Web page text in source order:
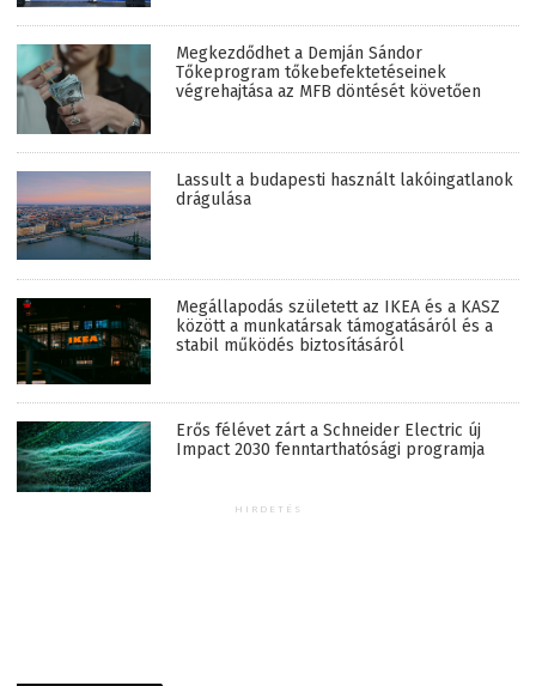
Megkezdődhet a Demján Sándor
Tőkeprogram tőkebefektetéseinek
végrehajtása az MFB döntését követően
Lassult a budapesti használt lakóingatlanok
drágulása
Megállapodás született az IKEA és a KASZ
között a munkatársak támogatásáról és a
stabil működés biztosításáról
Erős félévet zárt a Schneider Electric új
Impact 2030 fenntarthatósági programja
HIRDETÉS